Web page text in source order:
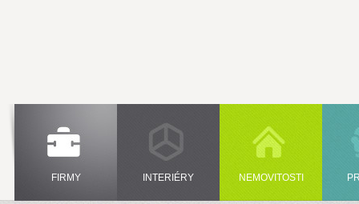
FIRMY INTERIÉRY NEMOVITOSTI